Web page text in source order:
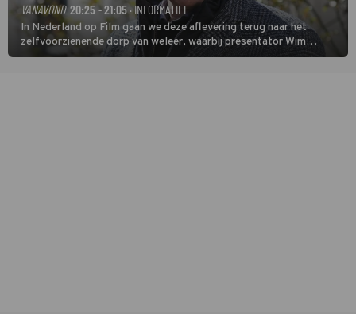
VANAVOND 20:25 - 21:05· INFORMATIEF
In Nederland op Film gaan we deze aflevering terug naar het
zelfvoorzienende dorp van weleer, waarbij presentator Wim
Daniëls de kijkers meeneemt op reis door de tijd aan de hand van